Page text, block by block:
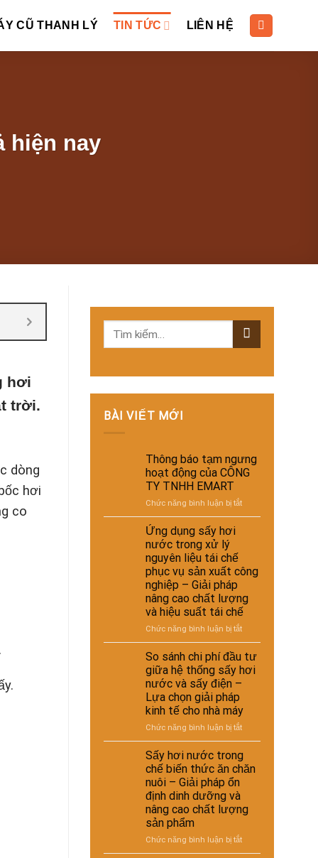
CŨ THANH LÝ TIN TỨC LIÊN HỆ
hiện nay
hơi
trời.
dòng
hơi
co
BÀI VIẾT MỚI
Thông báo tạm ngưng
hoạt động của CÔNG
TY TNHH EMART
Chức năng bình luận bị tắtở
Thông
động
CÔNG
TY
Ứng dụng sấy hơi
nước trong xử lý
nguyên liệu tái chế
phục vụ sản xuất công
nghiệp – Giải pháp
nâng cao chất lượng
và hiệu suất tái chế
Chức năng bình luận bị tắtở
Ứng
dụng
hơi
xử
lý
tái
chế
sản
So sánh chi phí đầu tư
giữa hệ thống sấy hơi
nước và sấy điện –
Lựa chọn giải pháp
kinh tế cho nhà máy
Chức năng bình luận bị tắtở
So
sánh
chi
phí
giữa
Sấy hơi nước trong
chế biến thức ăn chăn
nuôi – Giải pháp ổn
định dinh dưỡng và
nâng cao chất lượng
sản phẩm
Chức năng bình luận bị tắtở
Sấy